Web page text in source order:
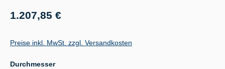
Regulärer Preis:
1.207,85 €
Preise inkl. MwSt. zzgl. Versandkosten
Durchmesserauswählen